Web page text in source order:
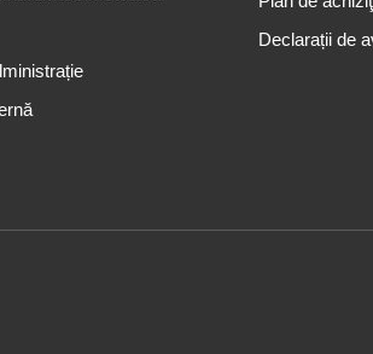
Declarații de